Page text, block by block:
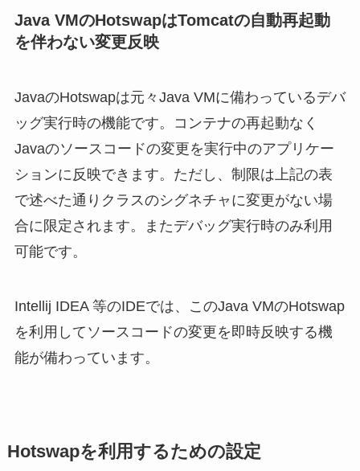
Java VMのHotswapはTomcatの自動再起動
を伴わない変更反映
JavaのHotswapは元々Java VMに備わっているデバ
ッグ実行時の機能です。コンテナの再起動なく
Javaのソースコードの変更を実行中のアプリケー
ションに反映できます。ただし、制限は上記の表
で述べた通りクラスのシグネチャに変更がない場
合に限定されます。またデバッグ実行時のみ利用
可能です。
Intellij IDEA 等のIDEでは、このJava VMのHotswap
を利用してソースコードの変更を即時反映する機
能が備わっています。
Hotswapを利用するための設定